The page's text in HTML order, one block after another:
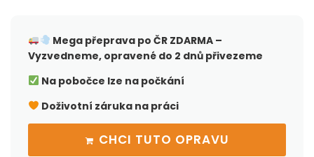
Mega přeprava po ČRZDARMA –
Vyzvedneme, opravené do 2 dnů přivezeme
Na pobočce lze na počkání
Doživotní záruka na práci
CHCI TUTO OPRAVU